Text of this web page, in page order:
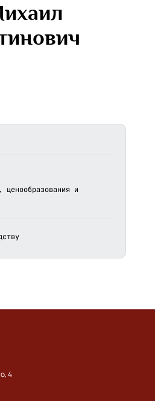
ценообразования и
4